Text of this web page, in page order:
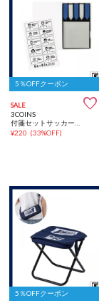
5％OFFクーポン
SALE 
3COINS
¥220 (33%OFF)
5％OFFクーポン